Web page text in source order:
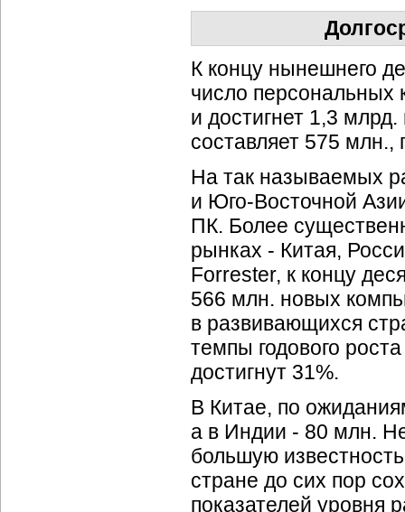
К концу нынешнего
число персональных
и достигнет 1,3
составляет 575
На так называемых
и Юго-Восточной
ПК. Более
рынках - Китая,
Forrester, к концу
566 млн. новых
в развивающихся
темпы годового
достигнут 31%.
В Китае, по
а в Индии - 80 млн.
большую
стране до сих пор
показателей уровня